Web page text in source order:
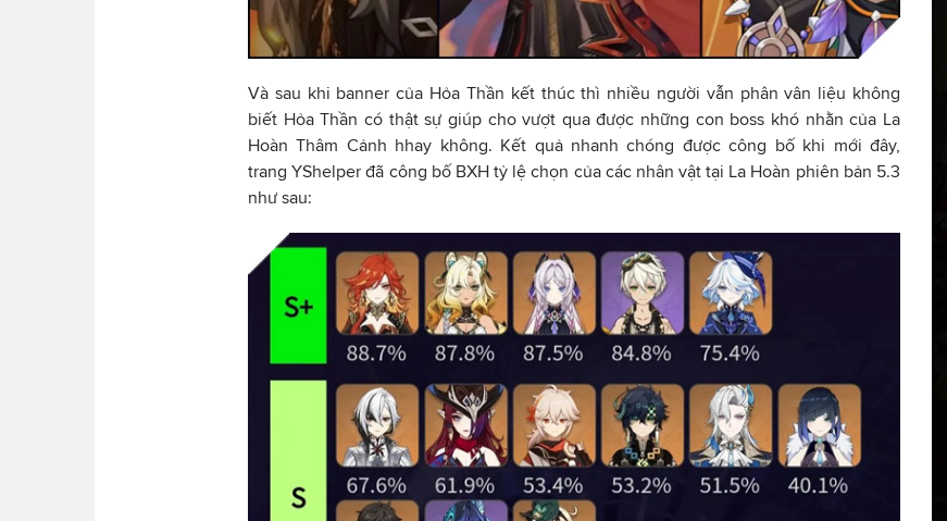
Và sau khi banner của Hỏa Thần kết thúc thì nhiều người vẫn phân vân liệu không
biết Hỏa Thần có thật sự giúp cho vượt qua được những con boss khó nhằn của La
Hoàn Thâm Cảnh hhay không. Kết quả nhanh chóng được công bố khi mới đây,
trang YShelper đã công bố BXH tỷ lệ chọn của các nhân vật tại La Hoàn phiên bản 5.3
như sau: